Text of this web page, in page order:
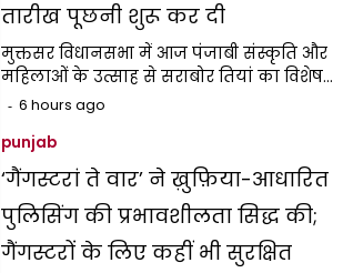
तारीख पूछनी शुरू कर दी
मुक्तसर विधानसभा में आज पंजाबी संस्कृति और
महिलाओं के उत्साह से सराबोर तियां का विशेष…
6 hours ago
punjab
‘गैंगस्टरां ते वार’ ने ख़ुफ़िया-आधारित
पुलिसिंग की प्रभावशीलता सिद्ध की;
गैंगस्टरों के लिए कहीं भी सुरक्षित